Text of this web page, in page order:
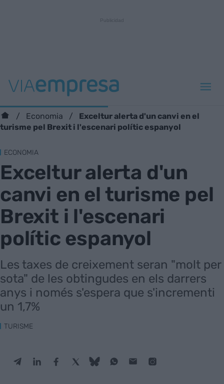
Economia
Exceltur alerta d'un canvi en el
turisme pel Brexit i l'escenari polític espanyol
ECONOMIA
Exceltur alerta d'un
canvi en el turisme pel
Brexit i l'escenari
polític espanyol
Les taxes de creixement seran "molt per
sota" de les obtingudes en els darrers
anys i només s'espera que s'incrementi
un 1,7%
TURISME